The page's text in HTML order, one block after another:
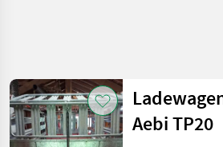
Kategória 4 Ország 2
Aebi TP20